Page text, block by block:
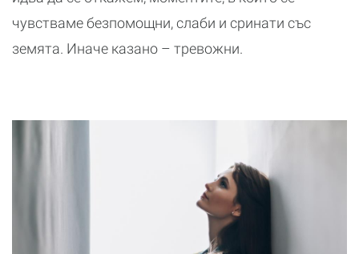
чувстваме безпомощни, слаби и сринати със
земята. Иначе казано – тревожни.